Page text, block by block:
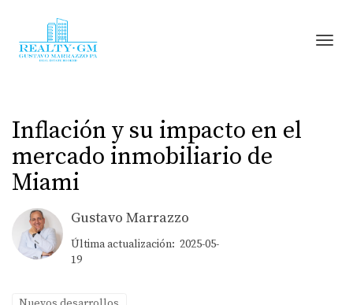
Inflación y su impacto en el
mercado inmobiliario de
Miami
Gustavo Marrazzo
Última actualización: 2025-05-
19